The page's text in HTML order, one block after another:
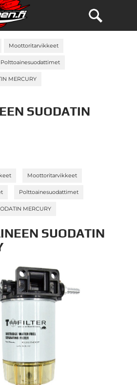
Moottoritarvikkeet
Polttoainesuodattimet
MERCURY
SUODATIN
Moottoritarvikkeet
Polttoainesuodattimet
MERCURY
SUODATIN